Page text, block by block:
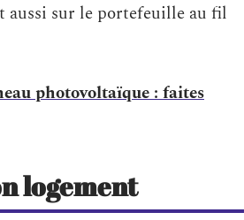
aussi sur le portefeuille au fil
photovoltaïque : faites
logement